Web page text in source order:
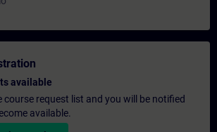
available
course request list and you will be notified
available.